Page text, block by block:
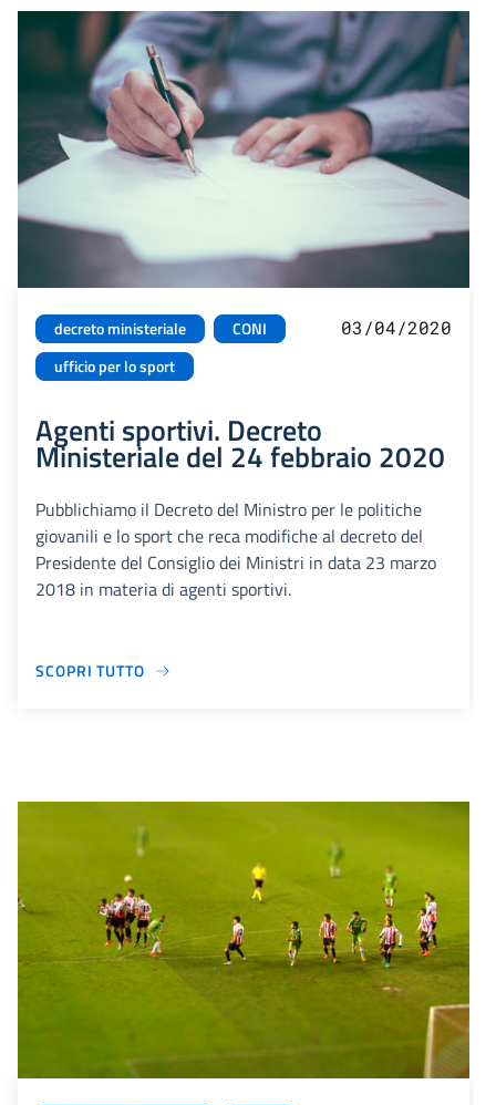
decreto ministeriale
CONI
ufficio per lo sport
03/04/2020
Agenti sportivi. Decreto
Ministeriale del 24 febbraio 2020
Pubblichiamo il Decreto del Ministro per le politiche
giovanili e lo sport che reca modifiche al decreto del
Presidente del Consiglio dei Ministri in data 23 marzo
2018 in materia di agenti sportivi.
SCOPRI TUTTO